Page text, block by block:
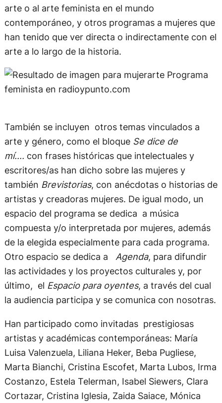
arte o al arte feminista en el mundo
contemporáneo, y otros programas a mujeres que
han tenido que ver directa o indirectamente con el
arte a lo largo de la historia.
También se incluyen otros temas vinculados a
arte y género, como el bloque Se dice de
mí…. con frases históricas que intelectuales y
escritores/as han dicho sobre las mujeres y
también Brevistorias, con anécdotas o historias de
artistas y creadoras mujeres. De igual modo, un
espacio del programa se dedica a música
compuesta y/o interpretada por mujeres, además
de la elegida especialmente para cada programa.
Otro espacio se dedica a Agenda, para difundir
las actividades y los proyectos culturales y, por
último, el Espacio para oyentes, a través del cual
la audiencia participa y se comunica con nosotras.
Han participado como invitadas prestigiosas
artistas y académicas contemporáneas: María
Luisa Valenzuela, Liliana Heker, Beba Pugliese,
Marta Bianchi, Cristina Escofet, Marta Lubos, Irma
Costanzo, Estela Telerman, Isabel Siewers, Clara
Cortazar, Cristina Iglesia, Zaida Saiace, Mónica